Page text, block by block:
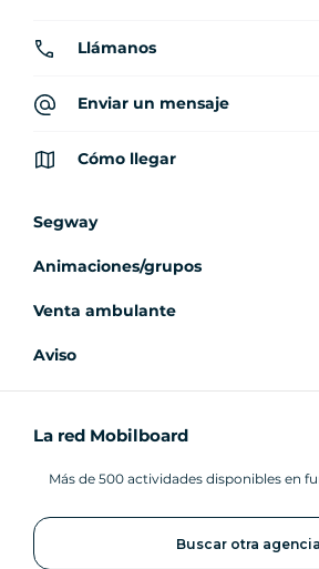
Llámanos
Enviar un mensaje
Cómo llegar
Segway
Animaciones/grupos
Venta ambulante
Aviso
La red Mobilboard
Más de 500 actividades disponibles en
Buscar otra agencia